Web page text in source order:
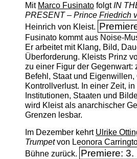
Mit Marco FusinatofolgtIN
PRESENT – Prince Friedrich
Heinrich von Kleist.
Fusinato kommt aus Noise-
Er arbeitet mit Klang, Bild,
Überforderung. Kleists Prinz
zu einer Figur der Gegenwart:
Befehl, Staat und Eigenwillen,
Kontrollverlust. In einer Zeit,
Institutionen, Staaten und
wird Kleist als anarchischer
Grenzen lesbar.
Im Dezember kehrt Ulrike
Trumpetvon Leonora
Bühne zurück. Premiere: